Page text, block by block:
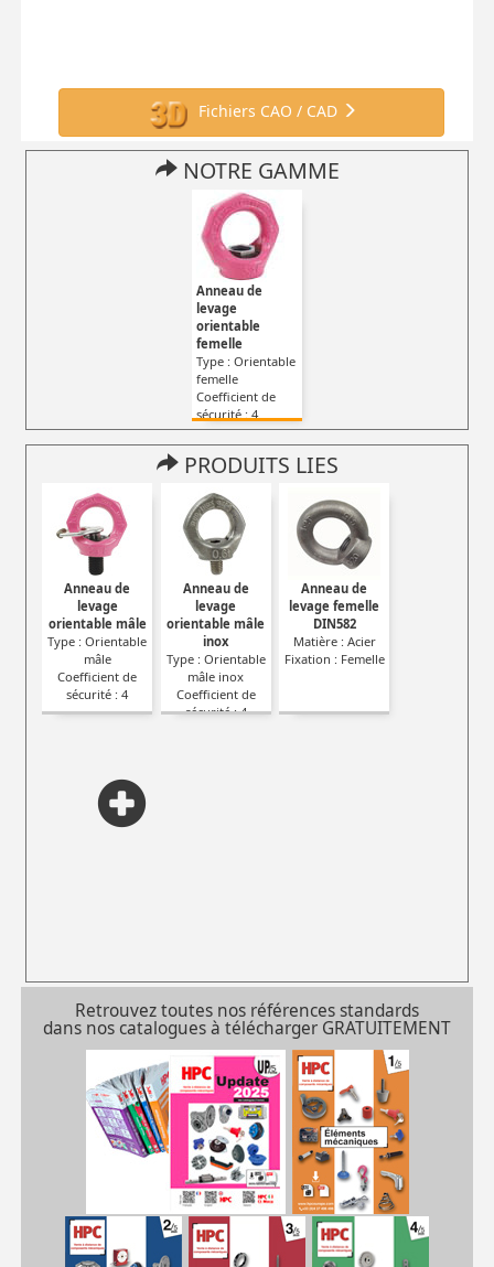
Fichiers CAO / CAD
NOTRE GAMME
Anneau de
levage
orientable
femelle
Type : Orientable
femelle
Coefficient de
sécurité : 4
PRODUITS LIES
Anneau de
levage
orientable mâle
Type : Orientable
mâle
Coefficient de
sécurité : 4
Anneau de
levage
orientable mâle
inox
Type : Orientable
mâle inox
Coefficient de
sécurité : 4
Anneau de
levage femelle
DIN582
Matière : Acier
Fixation : Femelle
Retrouvez toutes nos références standards
dans nos catalogues à télécharger GRATUITEMENT